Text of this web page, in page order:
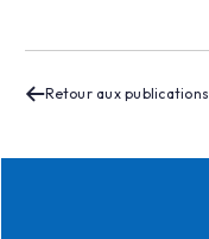
Retour aux publications